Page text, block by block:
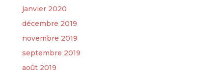
janvier 2020
décembre 2019
novembre 2019
septembre 2019
août 2019